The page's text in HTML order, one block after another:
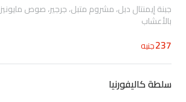
جبنة إيمنتال دبل، مشروم متبل، جرجير، صوص مايونيز
بالأعشاب
237جنيه
سلطة كاليفورنيا